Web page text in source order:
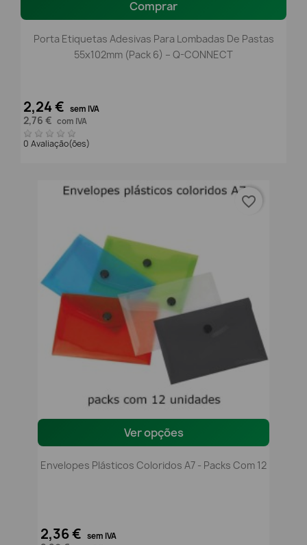
Comprar
Porta Etiquetas Adesivas Para Lombadas De Pastas
55x102mm (Pack 6) – Q-CONNECT
2,24 € sem IVA
2,76 € com IVA
0 Avaliação(ões)
Ver opções
Envelopes Plásticos Coloridos A7 - Packs Com 12
2,36 € sem IVA
favorite_border